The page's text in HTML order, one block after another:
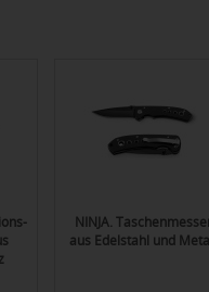
NINJA.
aus Edelstahl und